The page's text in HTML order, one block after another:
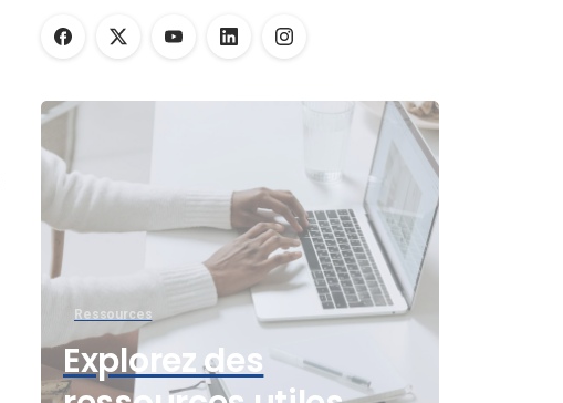
Ressources
Explorez des